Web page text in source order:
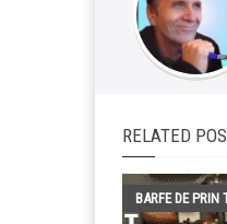
RELATED
BARFE DE PRIN